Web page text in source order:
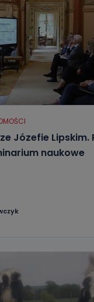
Józefie Lipskim.
naukowe